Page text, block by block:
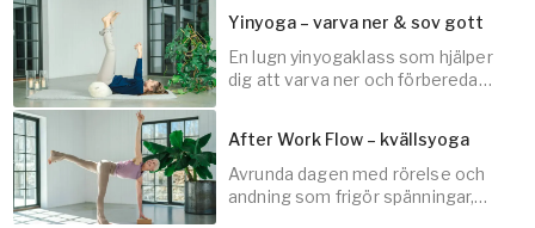
mattan, som med sin lätta aktivitet, också ger
utrymme och plats. Du får börja med växelandning
för att sedan övergå till mestadels sittande och
liggande övningar.
Klassen passar alla och det kan vara bra att ha en
filt tillhands. Var inkännande i din praktik och
anpassa efter dina förutsättningar.
30min
20min
Yinyoga – varva ner & sov gott
En lugn yinyogaklass som hjälper
dig att varva ner och förbereda
After Work Flow – kvällsyoga
Avrunda dagen med rörelse och
andning som frigör spänningar,